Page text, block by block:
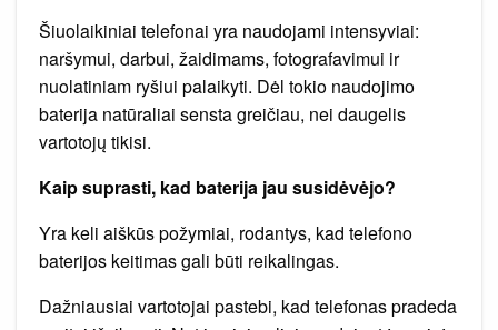
Šiuolaikiniai telefonai yra naudojami intensyviai:
naršymui, darbui, žaidimams, fotografavimui ir
nuolatiniam ryšiui palaikyti. Dėl tokio naudojimo
baterija natūraliai sensta greičiau, nei daugelis
vartotojų tikisi.
Kaip suprasti, kad baterija jau susidėvėjo?
Yra keli aiškūs požymiai, rodantys, kad telefono
baterijos keitimas gali būti reikalingas.
Dažniausiai vartotojai pastebi, kad telefonas pradeda